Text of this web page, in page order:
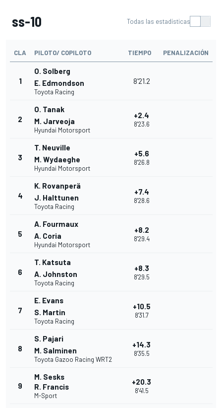
ss-10 Todas las estadísticas
CLA PILOTO/ COPILOTO TIEMPO PENALIZACIÓN
1
O. Solberg
E. Edmondson
Toyota Racing
8'21.2
2
O. Tanak
M. Jarveoja
Hyundai Motorsport
+2.4
8'23.6
3
T. Neuville
M. Wydaeghe
Hyundai Motorsport
+5.6
8'26.8
4
K. Rovanperä
J. Halttunen
Toyota Racing
+7.4
8'28.6
5
A. Fourmaux
A. Coria
Hyundai Motorsport
+8.2
8'29.4
6
T. Katsuta
A. Johnston
Toyota Racing
+8.3
8'29.5
7
E. Evans
S. Martin
Toyota Racing
+10.5
8'31.7
8
S. Pajari
M. Salminen
Toyota Gazoo Racing WRT2
+14.3
8'35.5
9
M. Sesks
R. Francis
M-Sport
+20.3
8'41.5